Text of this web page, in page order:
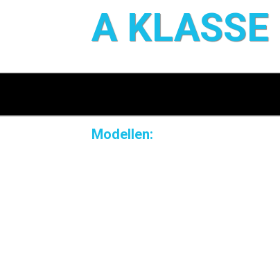
A KLASSE
Modellen: